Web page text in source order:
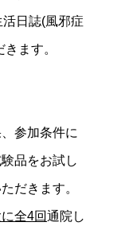
日誌(風邪症
ます。
参加条件に
品をお試し
だきます。
全4回通院し